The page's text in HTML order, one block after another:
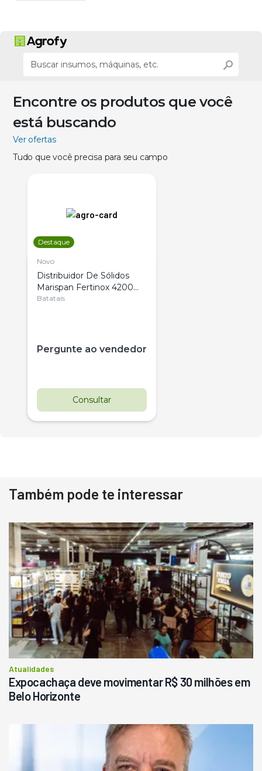
Encontre os produtos que você
está buscando
Ver ofertas
Tudo que você precisa para seu campo
Destaque
Novo
Distribuidor De Sólidos
Marispan Fertinox 4200
Citrus
Batatais
Pergunte ao vendedor
Consultar
Destaque
Usado
Pá Carregadeira Cat 966
Ano 1987
Londrina
R$ 145.000
Consultar
Também pode te interessar
Atualidades
Expocachaça deve movimentar R$ 30 milhões em
Belo Horizonte